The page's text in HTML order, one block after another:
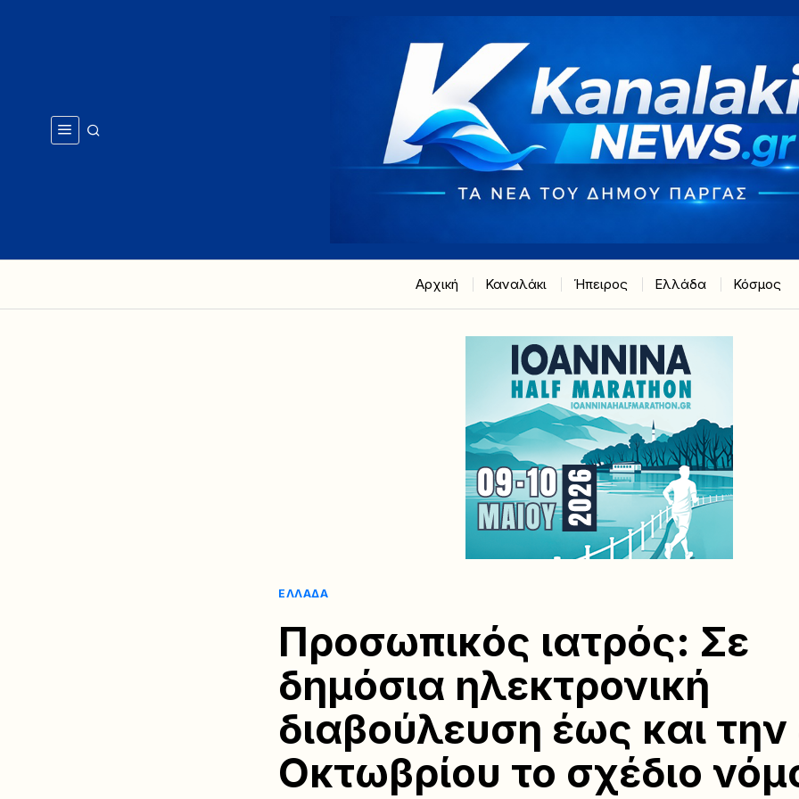
Αρχική Καναλάκι Ήπειρος Ελλάδα Κόσμος
ΕΛΛΆΔΑ
Προσωπικός ιατρός: Σε
δημόσια ηλεκτρονική
διαβούλευση έως και την
Οκτωβρίου το σχέδιο